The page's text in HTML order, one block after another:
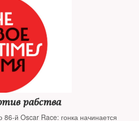
рабства
й Oscar Race: гонка начинается